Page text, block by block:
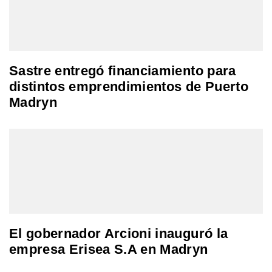
Sastre entregó financiamiento para
distintos emprendimientos de Puerto
Madryn
El gobernador Arcioni inauguró la
empresa Erisea S.A en Madryn